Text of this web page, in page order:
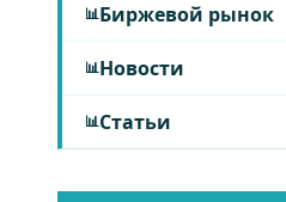
Биржевой рынок
Новости
Статьи